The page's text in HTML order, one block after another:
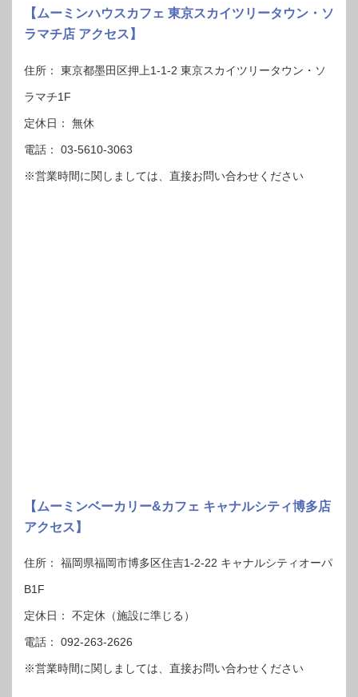
【ムーミンハウスカフェ 東京スカイツリータウン・ソ
ラマチ店 アクセス】
住所： 東京都墨田区押上1-1-2 東京スカイツリータウン・ソ
ラマチ1F
定休日： 無休
電話： 03-5610-3063
※営業時間に関しましては、直接お問い合わせください
【ムーミンベーカリー&カフェ キャナルシティ博多店
アクセス】
住所： 福岡県福岡市博多区住吉1-2-22 キャナルシティオーパ
B1F
定休日： 不定休（施設に準じる）
電話： 092-263-2626
※営業時間に関しましては、直接お問い合わせください